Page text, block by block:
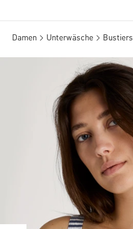
Damen Unterwäsche Bustiers